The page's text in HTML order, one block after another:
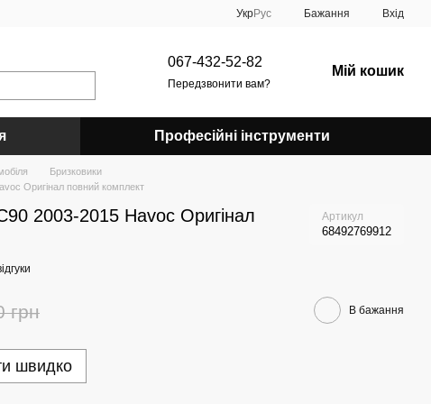
УкрРус Бажання Вхід
067-432-52-82
Передзвонити вам?
Мій кошик
Професійні інструменти
Бризковики
Оригінал повний комплект
2003-2015 Havoc Оригінал
Артикул
68492769912
грн В бажання
швидко